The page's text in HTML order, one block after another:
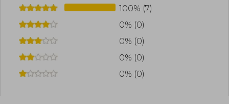
100% (7)
0% (0)
0% (0)
0% (0)
0% (0)